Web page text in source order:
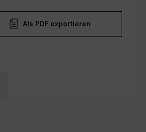
Als PDF exportieren